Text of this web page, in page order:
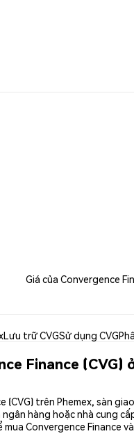
Giá của Convergence
Lưu trữ CVGSử dụng CVG
Finance (CVG)
(CVG) trên Phemex, sàn
hàng hoặc nhà cung
Convergence Finance